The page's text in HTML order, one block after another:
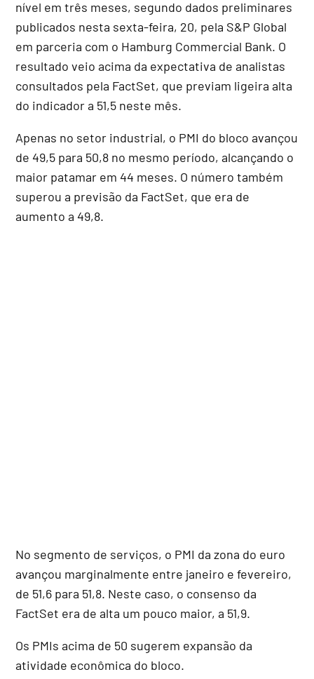
nível em três meses, segundo dados preliminares
publicados nesta sexta-feira, 20, pela S&P Global
em parceria com o Hamburg Commercial Bank. O
resultado veio acima da expectativa de analistas
consultados pela FactSet, que previam ligeira alta
do indicador a 51,5 neste mês.
Apenas no setor industrial, o PMI do bloco avançou
de 49,5 para 50,8 no mesmo período, alcançando o
maior patamar em 44 meses. O número também
superou a previsão da FactSet, que era de
aumento a 49,8.
No segmento de serviços, o PMI da zona do euro
avançou marginalmente entre janeiro e fevereiro,
de 51,6 para 51,8. Neste caso, o consenso da
FactSet era de alta um pouco maior, a 51,9.
Os PMIs acima de 50 sugerem expansão da
atividade econômica do bloco.